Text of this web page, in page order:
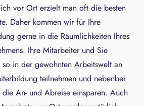
vor Ort erzielt man oft die besten
Daher kommen wir für Ihre
gerne in die Räumlichkeiten Ihres
Ihre Mitarbeiter und Sie
so in der gewohnten Arbeitswelt an
teilnehmen und nebenbei
An- und Abreise einsparen. Auch